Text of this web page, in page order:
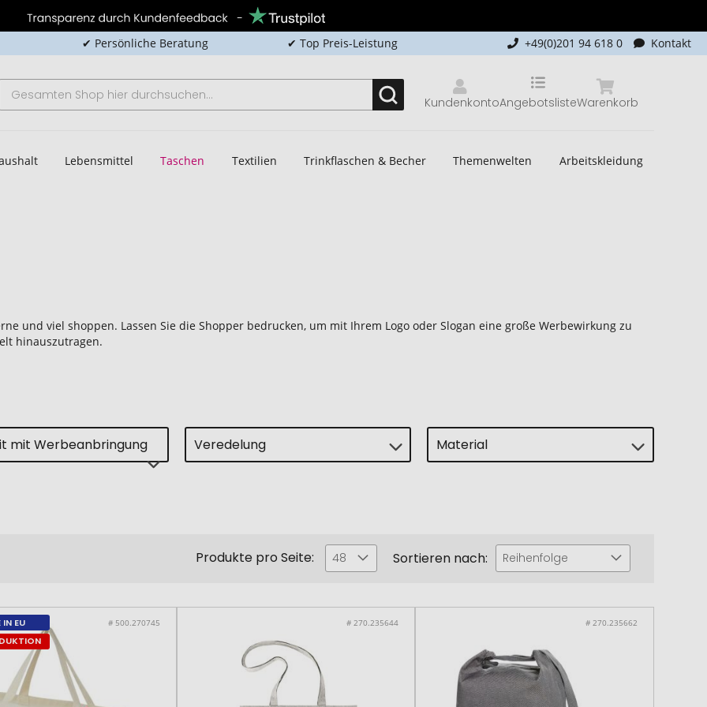
✔ Persönliche Beratung ✔ Top Preis-Leistung +49(0)201 94 618 0 Kontakt
Kundenkonto Warenkorb
Angebotsliste
Lebensmittel Taschen Textilien Trinkflaschen & Becher Themenwelten Arbeitskleidung
und viel shoppen. Lassen Sie die Shopper bedrucken, um mit Ihrem Logo oder Slogan eine große Werbewirkung zu
hinauszutragen.
mit Werbeanbringung Veredelung Material
Produkte pro Seite: 48 Sortieren nach: Reihenfolge
IN EU
# 500.270745 # 270.235644 # 270.235662